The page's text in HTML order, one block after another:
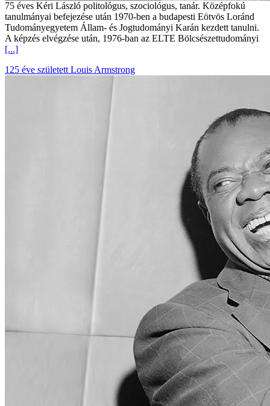
75 éves Kéri László politológus, szociológus, tanár. Középfokú
tanulmányai befejezése után 1970-ben a budapesti Eötvös Loránd
Tudományegyetem Állam- és Jogtudományi Karán kezdett tanulni.
A képzés elvégzése után, 1976-ban az ELTE Bölcsészettudományi
[...]
125 éve született Louis Armstrong